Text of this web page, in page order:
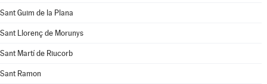
Sant Guim de la Plana
Sant Llorenç de Morunys
Sant Martí de Riucorb
Sant Ramon